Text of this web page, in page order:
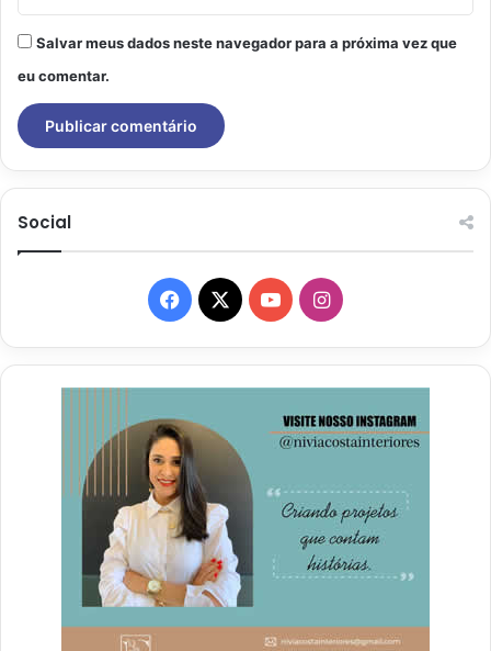
Salvar meus dados neste navegador para a próxima vez que
eu comentar.
Social
Facebook
X YouTubeInstagram